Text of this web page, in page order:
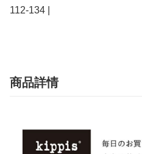
112-134 |
商品詳情